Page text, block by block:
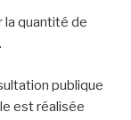
la quantité de
publique
est réalisée